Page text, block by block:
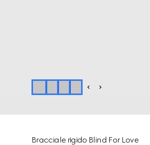
Bracciale rigido Blind For Love